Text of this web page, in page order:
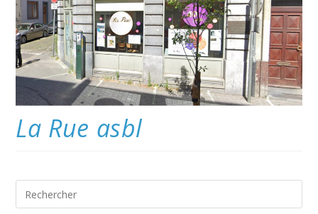
La Rue asbl